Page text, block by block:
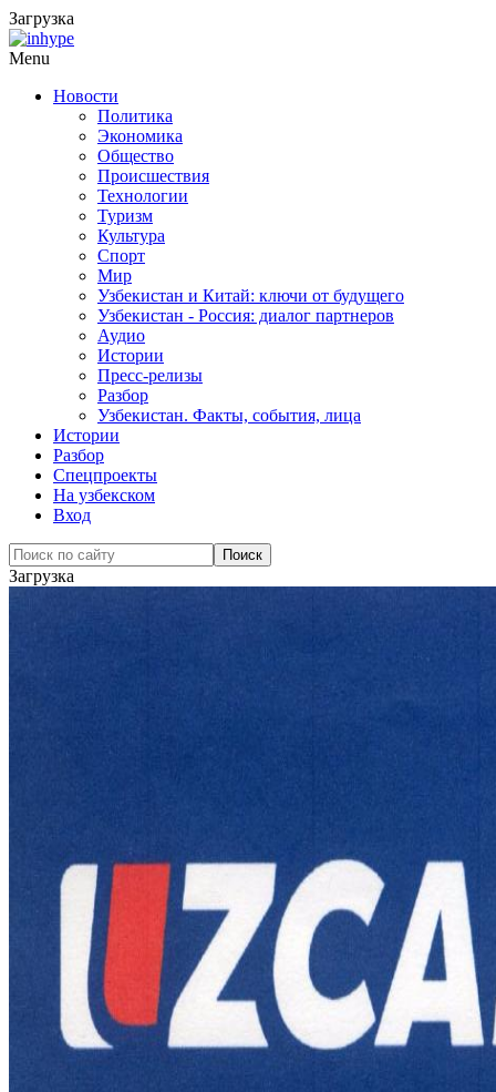
Загрузка
Menu
Новости
Политика
Экономика
Общество
Происшествия
Технологии
Туризм
Культура
Спорт
Мир
Узбекистан и Китай: ключи от будущего
Узбекистан - Россия: диалог партнеров
Аудио
Истории
Пресс-релизы
Разбор
Узбекистан. Факты, события, лица
Истории
Разбор
Спецпроекты
На узбекском
Вход
Загрузка